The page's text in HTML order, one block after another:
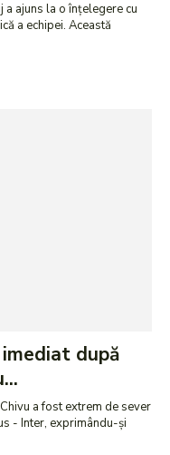
a ajuns la o înțelegere cu
a echipei. Această
după
a fost extrem de sever
- Inter, exprimându-și